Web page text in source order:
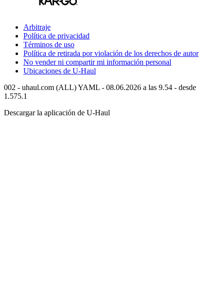
Arbitraje
Política de privacidad
Términos de uso
Política de retirada por violación de los derechos de autor
No vender ni compartir mi información personal
Ubicaciones de U-Haul
002 - uhaul.com (ALL) YAML - 08.06.2026 a las 9.54 - desde
1.575.1
Descargar la aplicación de U-Haul